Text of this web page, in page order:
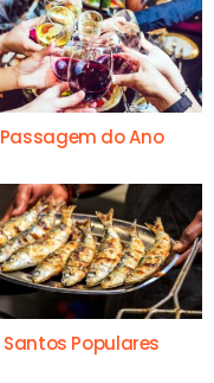
Passagem do Ano
Santos Populares